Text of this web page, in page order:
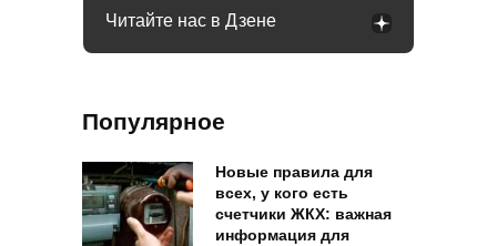
Читайте нас в Дзене
Популярное
Новые правила для
всех, у кого есть
счетчики ЖКХ: важная
информация для